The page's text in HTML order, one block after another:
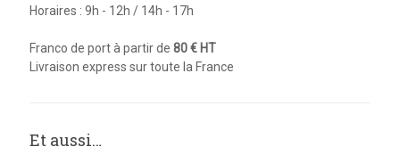
Horaires : 9h - 12h / 14h - 17h
Franco de port à partir de 80 € HT
Livraison express sur toute la France
Et aussi…